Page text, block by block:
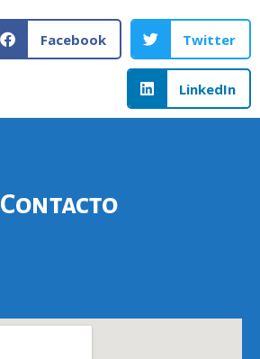
Facebook Twitter
LinkedIn
Contacto